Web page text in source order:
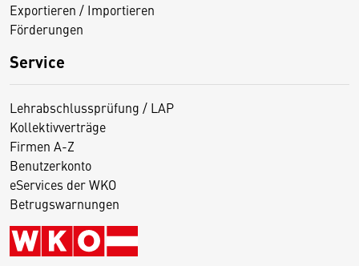
Exportieren / Importieren
Förderungen
Service
Lehrabschlussprüfung / LAP
Kollektivverträge
Firmen A-Z
Benutzerkonto
eServices der WKO
Betrugswarnungen